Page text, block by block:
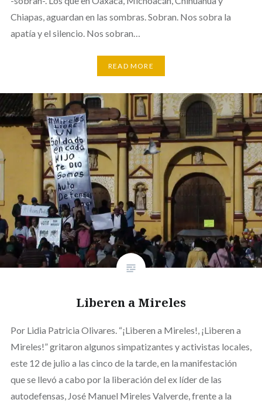
Chiapas, aguardan en las sombras. Sobran. Nos sobra la
apatía y el silencio. Nos sobran…
READ MORE
Liberen a Mireles
Por Lidia Patricia Olivares. “¡Liberen a Mireles!, ¡Liberen a
Mireles!” gritaron algunos simpatizantes y activistas locales,
este 12 de julio a las cinco de la tarde, en la manifestación
que se llevó a cabo por la liberación del ex líder de las
autodefensas, José Manuel Mireles Valverde, frente a la